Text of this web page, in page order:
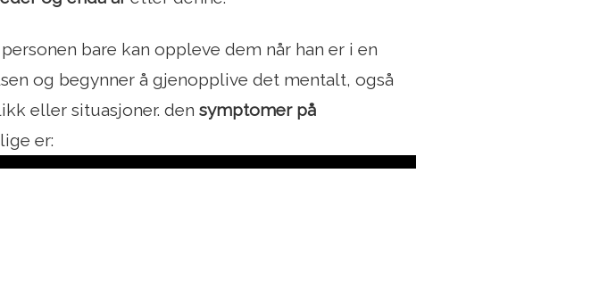
bare kan oppleve dem når han er i en
og begynner å gjenopplive det mentalt, også
eller situasjoner. den symptomer på
er: